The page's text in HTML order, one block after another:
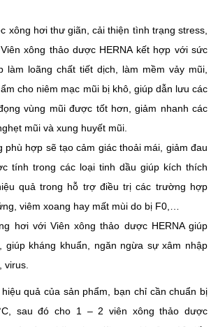
xông hơi thư giãn, cải thiện tình trạng stress,
xông thảo dược HERNA kết hợp với sức
làm loãng chất tiết dịch, làm mềm vảy mũi,
cho niêm mạc mũi bị khô, giúp dẫn lưu các
vùng mũi được tốt hơn, giảm nhanh các
mũi và xung huyết mũi.
phù hợp sẽ tạo cảm giác thoải mái, giảm đau
tính trong các loại tinh dầu giúp kích thích
quả trong hỗ trợ điều trị các trường hợp
viêm xoang hay mất mùi do bị F0
hơi với Viên xông thảo dược HERNA giúp
giúp kháng khuẩn, ngăn ngừa sự xâm nhập
virus.
quả của sản phẩm, bạn chỉ cần chuẩn bị
sau đó cho 1 – 2 viên xông thảo dược